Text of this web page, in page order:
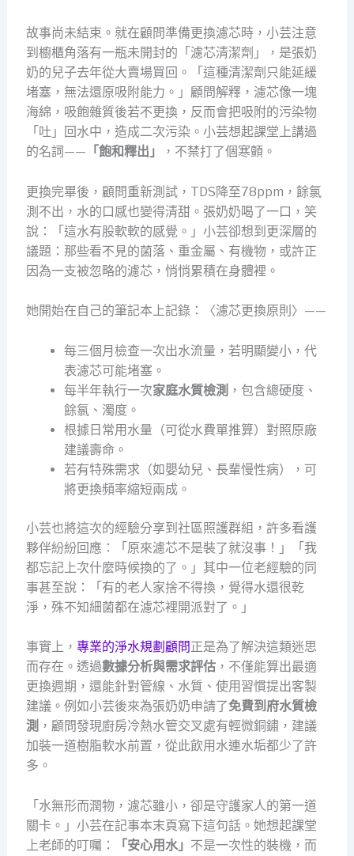
故事尚未結束。就在顧問準備更換濾芯時，小芸注意
到櫥櫃角落有一瓶未開封的「濾芯清潔劑」，是張奶
奶的兒子去年從大賣場買回。「這種清潔劑只能延緩
堵塞，無法還原吸附能力。」顧問解釋，濾芯像一塊
海綿，吸飽雜質後若不更換，反而會把吸附的污染物
「吐」回水中，造成二次污染。小芸想起課堂上講過
的名詞—— 「飽和釋出」 ，不禁打了個寒顫。
更換完畢後，顧問重新測試，TDS降至78ppm，餘氯
測不出，水的口感也變得清甜。張奶奶喝了一口，笑
說：「這水有股軟軟的感覺。」小芸卻想到更深層的
議題：那些看不見的菌落、重金屬、有機物，或許正
因為一支被忽略的濾芯，悄悄累積在身體裡。
她開始在自己的筆記本上記錄：〈濾芯更換原則〉——
每三個月檢查一次出水流量，若明顯變小，代
表濾芯可能堵塞。
每半年執行一次家庭水質檢測 ，包含總硬度、
餘氯、濁度。
根據日常用水量（可從水費單推算）對照原廠
建議壽命。
若有特殊需求（如嬰幼兒、長輩慢性病），可
將更換頻率縮短兩成。
小芸也將這次的經驗分享到社區照護群組，許多看護
夥伴紛紛回應：「原來濾芯不是裝了就沒事！」「我
都忘記上次什麼時候換的了。」其中一位老經驗的同
事甚至說：「有的老人家捨不得換，覺得水還很乾
淨，殊不知細菌都在濾芯裡開派對了。」
事實上， 專業的淨水規劃顧問正是為了解決這類迷思
而存在。透過數據分析與需求評估，不僅能算出最適
更換週期，還能針對管線、水質、使用習慣提出客製
建議。例如小芸後來為張奶奶申請了免費到府水質檢
測 ，顧問發現廚房冷熱水管交叉處有輕微銅鏽，建議
加裝一道樹脂軟水前置，從此飲用水連水垢都少了許
多。
「水無形而潤物，濾芯雖小，卻是守護家人的第一道
關卡。」小芸在記事本末頁寫下這句話。她想起課堂
上老師的叮囑：
「安心用水」 不是一次性的裝機，而